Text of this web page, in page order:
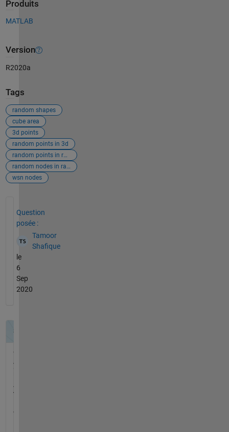
Produits
MATLAB
Version
R2020a
Tags
random shapes
cube area
3d points
random points in 3d
random points in random shape
random nodes in random shape wsn
wsn nodes
Question
posée :
Tamoor
Shafique
le
6
Sep
2020